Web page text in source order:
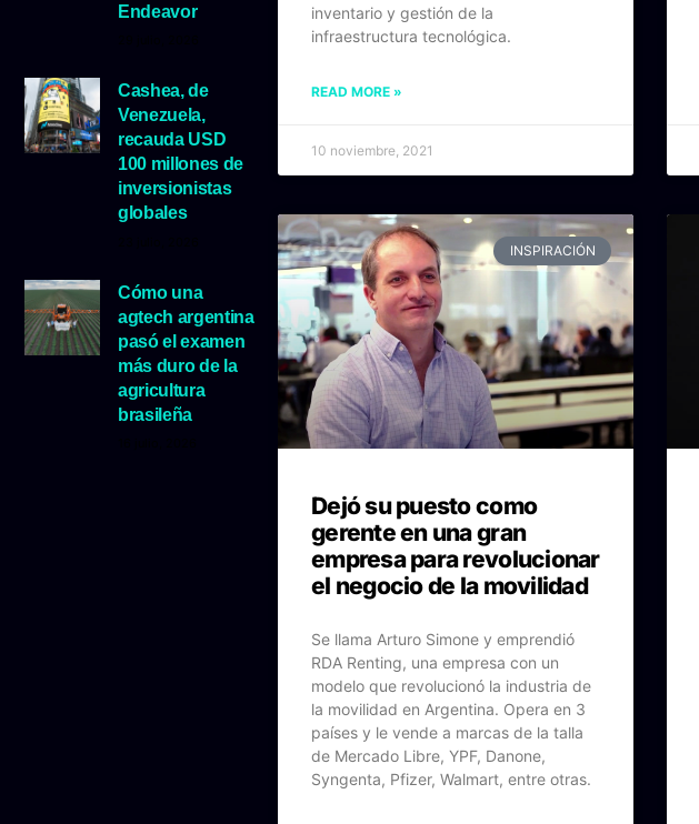
Endeavor
Cashea, de
Venezuela,
recauda USD
100 millones de
inversionistas
globales
Cómo una
agtech argentina
pasó el examen
más duro de la
agricultura
brasileña
inventario y gestión de la
infraestructura tecnológica.
READ MORE »
10 noviembre, 2021
INSPIRACIÓN
Dejó su puesto como
gerente en una gran
empresa para revolucionar
el negocio de la movilidad
Se llama Arturo Simone y emprendió
RDA Renting, una empresa con un
modelo que revolucionó la industria de
la movilidad en Argentina. Opera en 3
países y le vende a marcas de la talla
de Mercado Libre, YPF, Danone,
Syngenta, Pfizer, Walmart, entre otras.